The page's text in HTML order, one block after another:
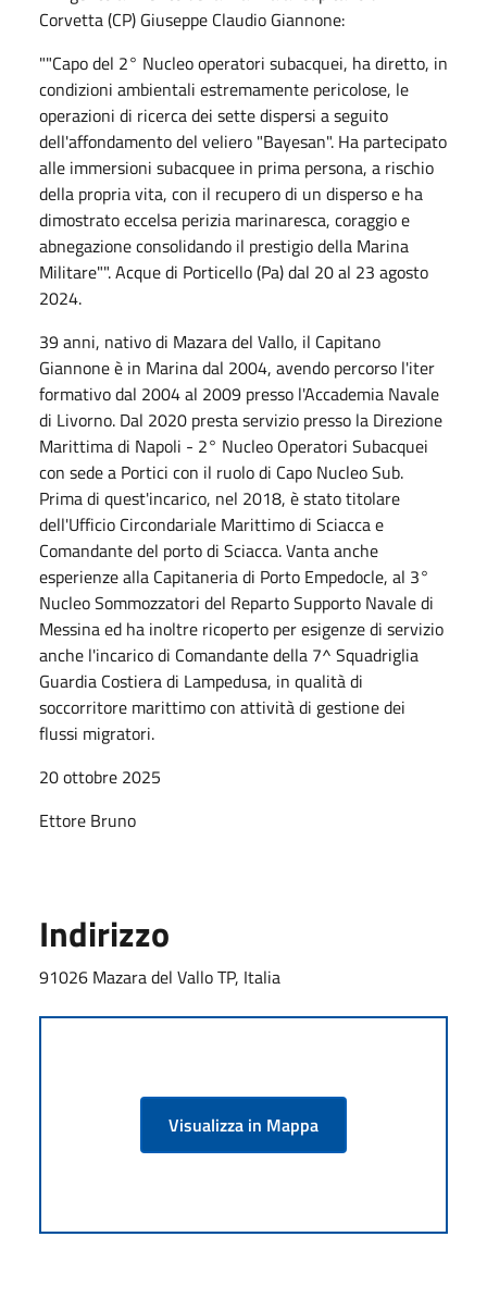
Corvetta (CP) Giuseppe Claudio Giannone:
""Capo del 2° Nucleo operatori subacquei, ha diretto, in
condizioni ambientali estremamente pericolose, le
operazioni di ricerca dei sette dispersi a seguito
dell'affondamento del veliero "Bayesan". Ha partecipato
alle immersioni subacquee in prima persona, a rischio
della propria vita, con il recupero di un disperso e ha
dimostrato eccelsa perizia marinaresca, coraggio e
abnegazione consolidando il prestigio della Marina
Militare"". Acque di Porticello (Pa) dal 20 al 23 agosto
2024.
39 anni, nativo di Mazara del Vallo, il Capitano
Giannone è in Marina dal 2004, avendo percorso l'iter
formativo dal 2004 al 2009 presso l'Accademia Navale
di Livorno. Dal 2020 presta servizio presso la Direzione
Marittima di Napoli - 2° Nucleo Operatori Subacquei
con sede a Portici con il ruolo di Capo Nucleo Sub.
Prima di quest'incarico, nel 2018, è stato titolare
dell'Ufficio Circondariale Marittimo di Sciacca e
Comandante del porto di Sciacca. Vanta anche
esperienze alla Capitaneria di Porto Empedocle, al 3°
Nucleo Sommozzatori del Reparto Supporto Navale di
Messina ed ha inoltre ricoperto per esigenze di servizio
anche l'incarico di Comandante della 7^ Squadriglia
Guardia Costiera di Lampedusa, in qualità di
soccorritore marittimo con attività di gestione dei
flussi migratori.
20 ottobre 2025
Ettore Bruno
Indirizzo
91026 Mazara del Vallo TP, Italia
Visualizza in Mappa